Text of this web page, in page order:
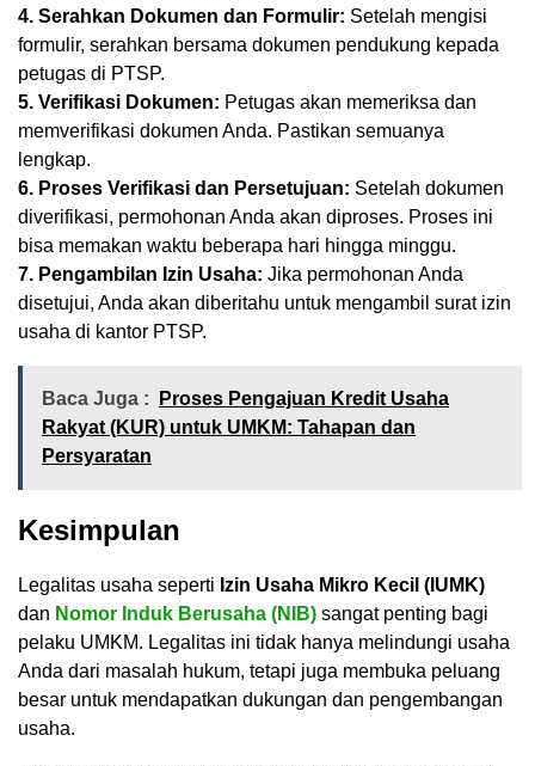
4. Serahkan Dokumen dan Formulir: Setelah mengisi
formulir, serahkan bersama dokumen pendukung kepada
petugas di PTSP.
5. Verifikasi Dokumen: Petugas akan memeriksa dan
memverifikasi dokumen Anda. Pastikan semuanya
lengkap.
6. Proses Verifikasi dan Persetujuan: Setelah dokumen
diverifikasi, permohonan Anda akan diproses. Proses ini
bisa memakan waktu beberapa hari hingga minggu.
7. Pengambilan Izin Usaha: Jika permohonan Anda
disetujui, Anda akan diberitahu untuk mengambil surat izin
usaha di kantor PTSP.
Baca Juga :
Proses Pengajuan Kredit Usaha
Rakyat (KUR) untuk UMKM: Tahapan dan
Persyaratan
Kesimpulan
Legalitas usaha seperti Izin Usaha Mikro Kecil (IUMK)
dan Nomor Induk Berusaha (NIB) sangat penting bagi
pelaku UMKM. Legalitas ini tidak hanya melindungi usaha
Anda dari masalah hukum, tetapi juga membuka peluang
besar untuk mendapatkan dukungan dan pengembangan
usaha.